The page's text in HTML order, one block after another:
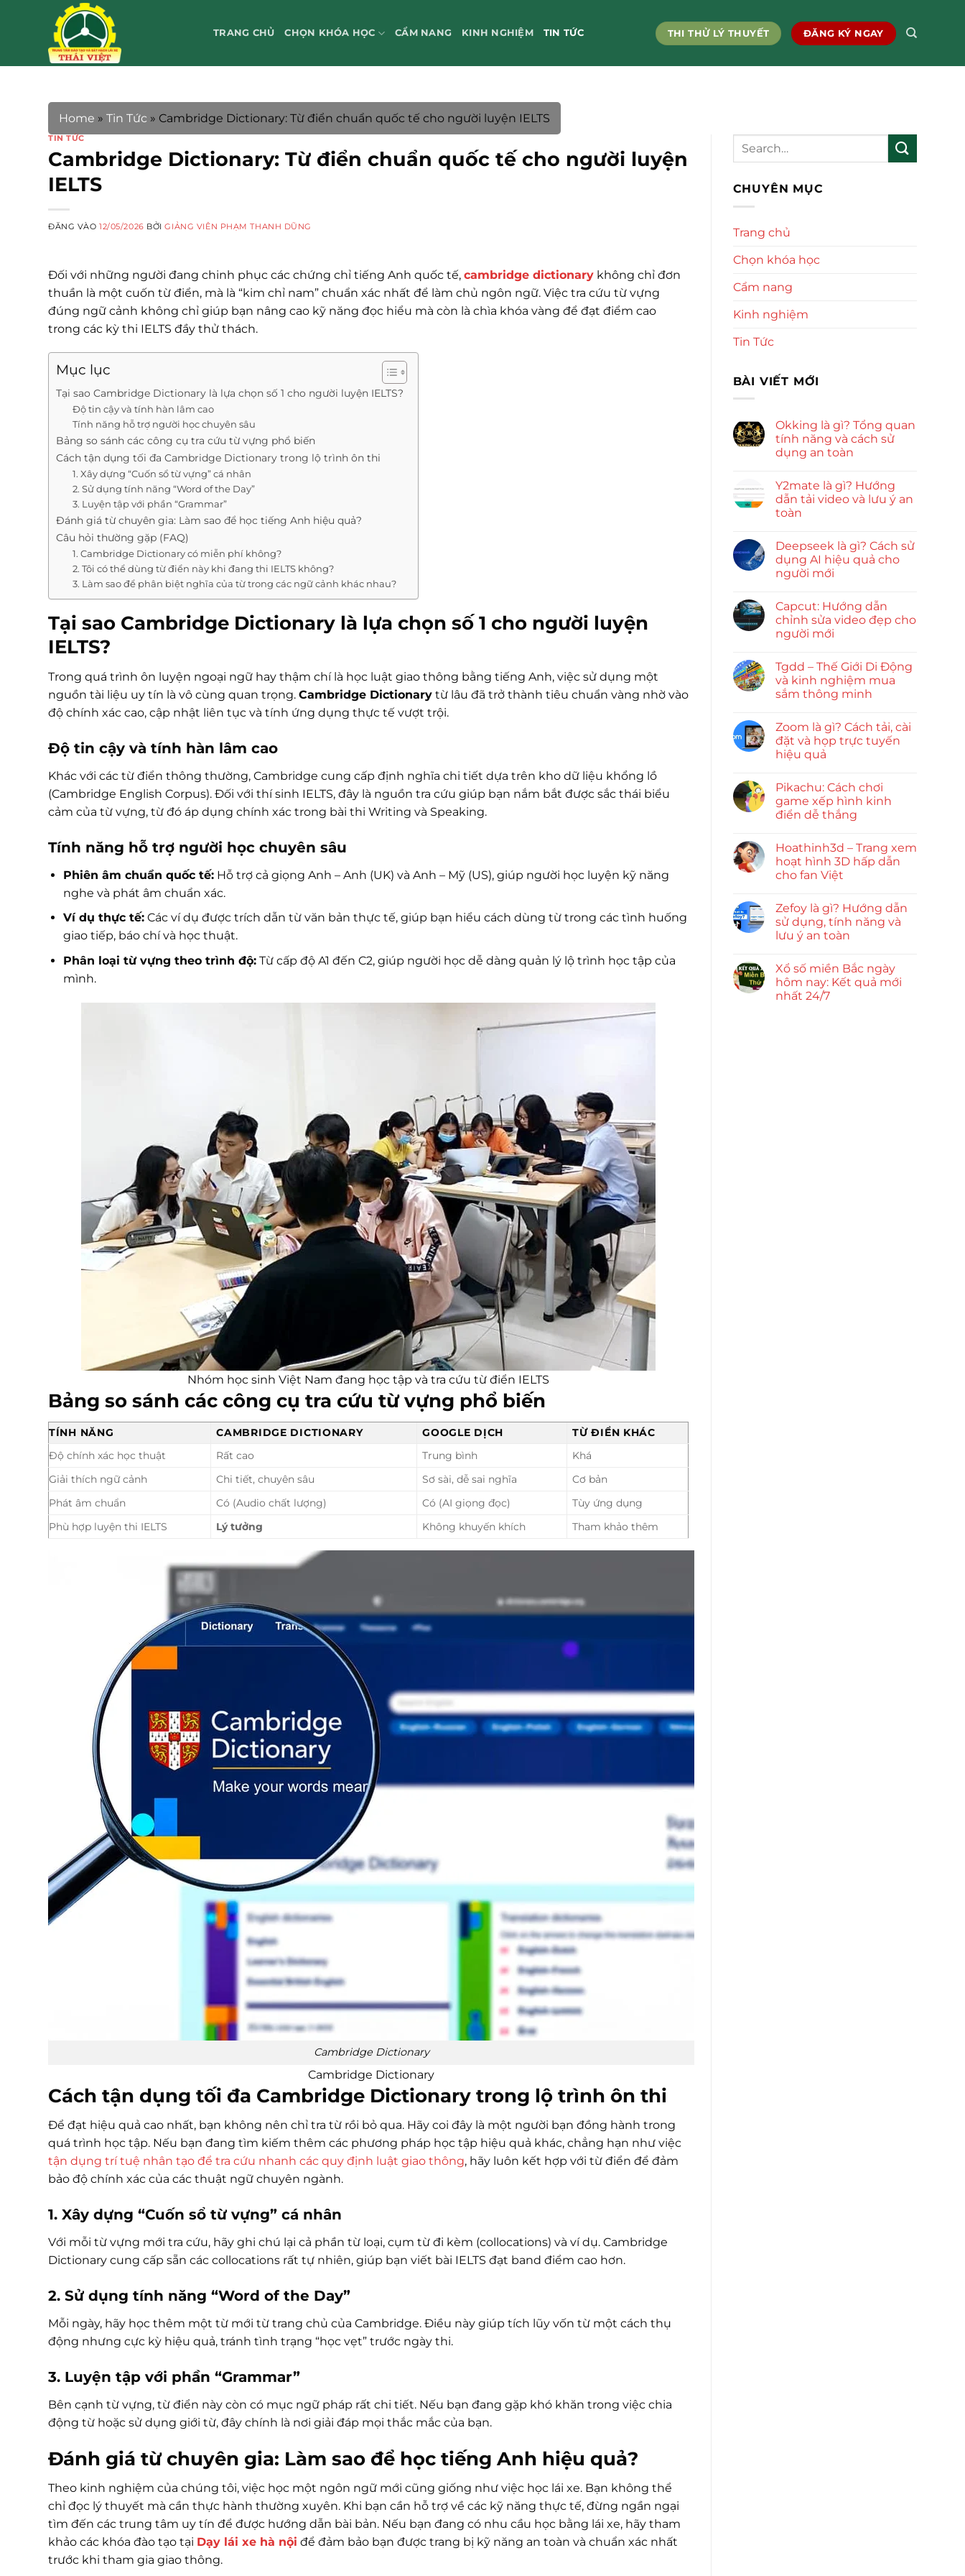
TRANG CHỦ CHỌN KHÓA HỌC CẨM NANG KINH NGHIỆM TIN TỨC THI THỬ LÝ THUYẾT ĐĂNG KÝ NGAY
Home » Tin Tức » Cambridge Dictionary: Từ điển chuẩn quốc tế cho người luyện IELTS
TIN TỨC
Cambridge Dictionary: Từ điển chuẩn quốc tế cho người luyện
IELTS
ĐĂNG VÀO12/05/2026 BỞIGIẢNG VIÊN PHẠM THANH DŨNG
Đối với những người đang chinh phục các chứng chỉ tiếng Anh quốc tế, cambridge dictionary không chỉ đơn
thuần là một cuốn từ điển, mà là “kim chỉ nam” chuẩn xác nhất để làm chủ ngôn ngữ. Việc tra cứu từ vựng
đúng ngữ cảnh không chỉ giúp bạn nâng cao kỹ năng đọc hiểu mà còn là chìa khóa vàng để đạt điểm cao
trong các kỳ thi IELTS đầy thử thách.
Mục lục
Tại sao Cambridge Dictionary là lựa chọn số 1 cho người luyện IELTS?
Độ tin cậy và tính hàn lâm cao
Tính năng hỗ trợ người học chuyên sâu
Bảng so sánh các công cụ tra cứu từ vựng phổ biến
Cách tận dụng tối đa Cambridge Dictionary trong lộ trình ôn thi
1. Xây dựng “Cuốn sổ từ vựng” cá nhân
2. Sử dụng tính năng “Word of the Day”
3. Luyện tập với phần “Grammar”
Đánh giá từ chuyên gia: Làm sao để học tiếng Anh hiệu quả?
Câu hỏi thường gặp (FAQ)
1. Cambridge Dictionary có miễn phí không?
2. Tôi có thể dùng từ điển này khi đang thi IELTS không?
3. Làm sao để phân biệt nghĩa của từ trong các ngữ cảnh khác nhau?
Tại sao Cambridge Dictionary là lựa chọn số 1 cho người luyện
IELTS?
Trong quá trình ôn luyện ngoại ngữ hay thậm chí là học luật giao thông bằng tiếng Anh, việc sử dụng một
nguồn tài liệu uy tín là vô cùng quan trọng. Cambridge Dictionary từ lâu đã trở thành tiêu chuẩn vàng nhờ vào
độ chính xác cao, cập nhật liên tục và tính ứng dụng thực tế vượt trội.
Độ tin cậy và tính hàn lâm cao
Khác với các từ điển thông thường, Cambridge cung cấp định nghĩa chi tiết dựa trên kho dữ liệu khổng lồ
(Cambridge English Corpus). Đối với thí sinh IELTS, đây là nguồn tra cứu giúp bạn nắm bắt được sắc thái biểu
cảm của từ vựng, từ đó áp dụng chính xác trong bài thi Writing và Speaking.
Tính năng hỗ trợ người học chuyên sâu
Phiên âm chuẩn quốc tế:Hỗ trợ cả giọng Anh – Anh (UK) và Anh – Mỹ (US), giúp người học luyện kỹ năng
nghe và phát âm chuẩn xác.
Ví dụ thực tế:Các ví dụ được trích dẫn từ văn bản thực tế, giúp bạn hiểu cách dùng từ trong các tình huống
giao tiếp, báo chí và học thuật.
Phân loại từ vựng theo trình độ:Từ cấp độ A1 đến C2, giúp người học dễ dàng quản lý lộ trình học tập của
mình.
Nhóm học sinh Việt Nam đang học tập và tra cứu từ điển IELTS
Bảng so sánh các công cụ tra cứu từ vựng phổ biến
TÍNH NĂNG CAMBRIDGE DICTIONARY GOOGLE DỊCH
TỪ ĐIỂN KHÁC
Độ chính xác học thuật
Rất cao Trung bình
Khá
Giải thích ngữ cảnh
Chi tiết, chuyên sâu Sơ sài, dễ sai nghĩa
Cơ bản
Phát âm chuẩn
Có (Audio chất lượng) Có (AI giọng đọc)
Tùy ứng dụng
Phù hợp luyện thi IELTS
Lý tưởng Không khuyến khích Tham khảo thêm
Cambridge Dictionary
Cambridge Dictionary
Cách tận dụng tối đa Cambridge Dictionary trong lộ trình ôn thi
Để đạt hiệu quả cao nhất, bạn không nên chỉ tra từ rồi bỏ qua. Hãy coi đây là một người bạn đồng hành trong
quá trình học tập. Nếu bạn đang tìm kiếm thêm các phương pháp học tập hiệu quả khác, chẳng hạn như việc
tận dụng trí tuệ nhân tạo để tra cứu nhanh các quy định luật giao thông, hãy luôn kết hợp với từ điển để đảm
bảo độ chính xác của các thuật ngữ chuyên ngành.
1. Xây dựng “Cuốn sổ từ vựng” cá nhân
Với mỗi từ vựng mới tra cứu, hãy ghi chú lại cả phần từ loại, cụm từ đi kèm (collocations) và ví dụ. Cambridge
Dictionary cung cấp sẵn các collocations rất tự nhiên, giúp bạn viết bài IELTS đạt band điểm cao hơn.
2. Sử dụng tính năng “Word of the Day”
Mỗi ngày, hãy học thêm một từ mới từ trang chủ của Cambridge. Điều này giúp tích lũy vốn từ một cách thụ
động nhưng cực kỳ hiệu quả, tránh tình trạng “học vẹt” trước ngày thi.
3. Luyện tập với phần “Grammar”
Bên cạnh từ vựng, từ điển này còn có mục ngữ pháp rất chi tiết. Nếu bạn đang gặp khó khăn trong việc chia
động từ hoặc sử dụng giới từ, đây chính là nơi giải đáp mọi thắc mắc của bạn.
Đánh giá từ chuyên gia: Làm sao để học tiếng Anh hiệu quả?
Theo kinh nghiệm của chúng tôi, việc học một ngôn ngữ mới cũng giống như việc học lái xe. Bạn không thể
chỉ đọc lý thuyết mà cần thực hành thường xuyên. Khi bạn cần hỗ trợ về các kỹ năng thực tế, đừng ngần ngại
tìm đến các trung tâm uy tín để được hướng dẫn bài bản. Nếu bạn đang có nhu cầu học bằng lái xe, hãy tham
khảo các khóa đào tạo tại Dạy lái xe hà nội để đảm bảo bạn được trang bị kỹ năng an toàn và chuẩn xác nhất
trước khi tham gia giao thông.
CHUYÊN MỤC
Trang chủ
Chọn khóa học
Cẩm nang
Kinh nghiệm
Tin Tức
BÀI VIẾT MỚI
Okking là gì? Tổng quan
tính năng và cách sử
dụng an toàn
Y2mate là gì? Hướng
dẫn tải video và lưu ý an
toàn
Deepseek là gì? Cách sử
dụng AI hiệu quả cho
người mới
Capcut: Hướng dẫn
chỉnh sửa video đẹp cho
người mới
Tgdd – Thế Giới Di Động
và kinh nghiệm mua
sắm thông minh
Zoom là gì? Cách tải, cài
đặt và họp trực tuyến
hiệu quả
Pikachu: Cách chơi
game xếp hình kinh
điển dễ thắng
Hoathinh3d – Trang xem
hoạt hình 3D hấp dẫn
cho fan Việt
Zefoy là gì? Hướng dẫn
sử dụng, tính năng và
lưu ý an toàn
Xổ số miền Bắc ngày
hôm nay: Kết quả mới
nhất 24/7